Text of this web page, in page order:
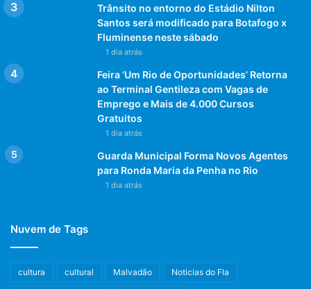
Trânsito no entorno do Estádio Nilton
Santos será modificado para Botafogo x
Fluminense neste sábado
1 dia atrás
Feira ‘Um Rio de Oportunidades’ Retorna
ao Terminal Gentileza com Vagas de
Emprego e Mais de 4.000 Cursos
Gratuitos
1 dia atrás
Guarda Municipal Forma Novos Agentes
para Ronda Maria da Penha no Rio
1 dia atrás
Nuvem de Tags
cultura cultural Malvadão Noticias do Fla